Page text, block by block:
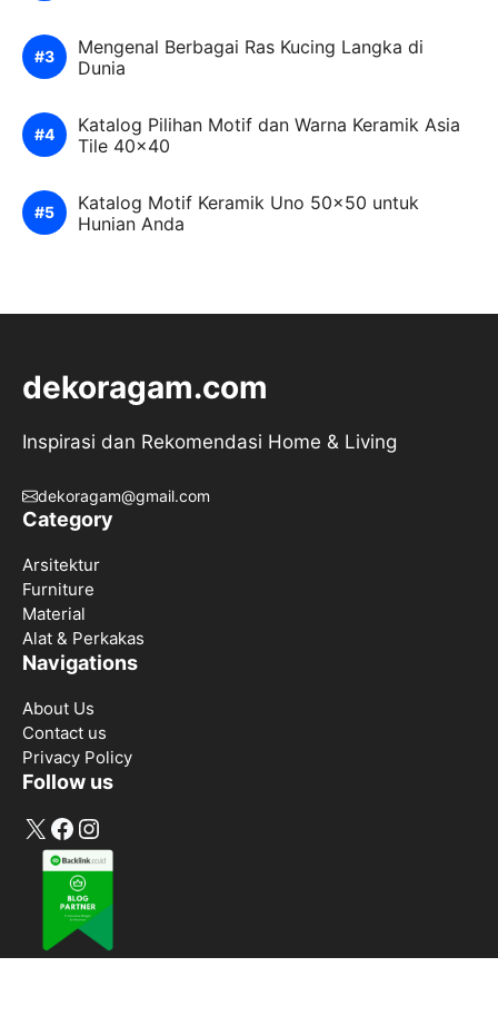
Mengenal Berbagai Ras Kucing Langka di
Dunia
Katalog Pilihan Motif dan Warna Keramik Asia
Tile 40×40
Katalog Motif Keramik Uno 50×50 untuk
Hunian Anda
dekoragam.com
Inspirasi dan Rekomendasi Home & Living
dekoragam@gmail.com
Category
Arsitektur
Furniture
Material
Alat & Perkakas
Navigations
About Us
Contact us
Privacy Policy
Follow us
X Facebook
Instagram